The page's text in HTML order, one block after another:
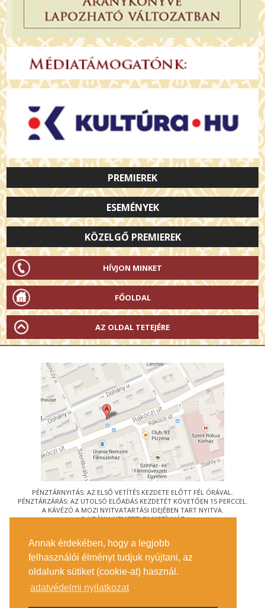
Annak érdekében, hogy a legjobb
felhasználói élményt tudjuk nyújtani, az
oldalunk sütiket (cookie-at) használ.
adatvédelmi nyilatkozat
PREMIEREK
ESEMÉNYEK
KÖZELGŐ PREMIEREK
HÍVJON MINKET
FŐOLDAL
AZ OLDAL TETEJÉRE
PÉNZTÁRNYITÁS: AZ ELSŐ VETÍTÉS KEZDETE ELŐTT FÉL ÓRÁVAL.
PÉNZTÁRZÁRÁS: AZ UTOLSÓ ELŐADÁS KEZDETÉT KÖVETŐEN 15 PERCCEL.
A KÁVÉZÓ A MOZI NYITVATARTÁSI IDEJÉBEN TART NYITVA.
© URÁNIA NEMZETI FILMSZÍNHÁZ
1088 BUDAPEST, RÁKÓCZI ÚT 21.
MEGKÖZELÍTÉS
JEGYINFORMÁCIÓ
ÍRJON NEKÜNK!
KÖZÉRDEKŰ ADATOK